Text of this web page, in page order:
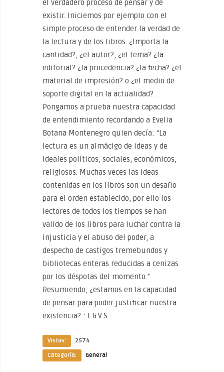
el verdadero proceso de pensar y de
existir. Iniciemos por ejemplo con el
simple proceso de entender la verdad de
la lectura y de los libros. ¿Importa la
cantidad?, ¿el autor?, ¿el tema? ¿la
editorial? ¿la procedencia? ¿la fecha? ¿el
material de impresión? o ¿el medio de
soporte digital en la actualidad?.
Pongamos a prueba nuestra capacidad
de entendimiento recordando a Evelia
Botana Montenegro quien decía: “La
lectura es un almácigo de ideas y de
ideales políticos, sociales, económicos,
religiosos. Muchas veces las ideas
contenidas en los libros son un desafío
para el orden establecido, por ello los
lectores de todos los tiempos se han
valido de los libros para luchar contra la
injusticia y el abuso del poder, a
despecho de castigos tremebundos y
bibliotecas enteras reducidas a cenizas
por los déspotas del momento.”
Resumiendo, ¿estamos en la capacidad
de pensar para poder justificar nuestra
existencia? : L.G.V.S.
Vistas:
2574
Categoría:
General